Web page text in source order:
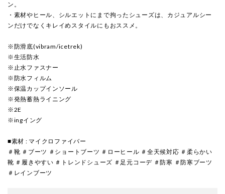
ン。
・素材やヒール、シルエットにまで拘ったシューズは、カジュアルシー
ンだけでなくキレイめスタイルにもおススメ。
※防滑底(vibram/icetrek)
※生活防水
※止水ファスナー
※防水フィルム
※保温カップインソール
※発熱蓄熱ライニング
※2E
※ingイング
■素材 : マイクロファイバー
＃靴 ＃ブーツ ＃ショートブーツ ＃ローヒール ＃全天候対応 ＃柔らかい
靴 ＃履きやすい ＃トレンドシューズ ＃足元コーデ ＃防寒 ＃防寒ブーツ
＃レインブーツ